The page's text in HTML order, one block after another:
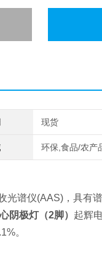
现货
环保,食品/农产
光谱仪(AAS)，具有
阴极灯（2脚） 起辉
。